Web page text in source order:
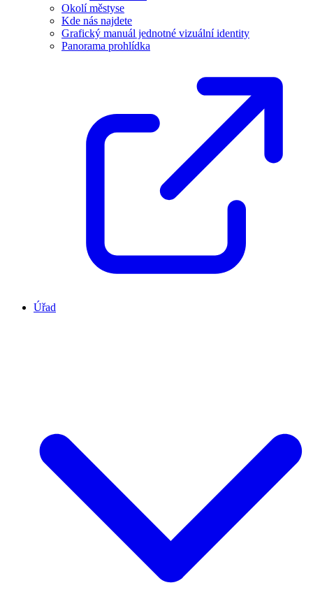
Okolí městyse
Kde nás najdete
Grafický manuál jednotné vizuální identity
Panorama prohlídka
Úřad